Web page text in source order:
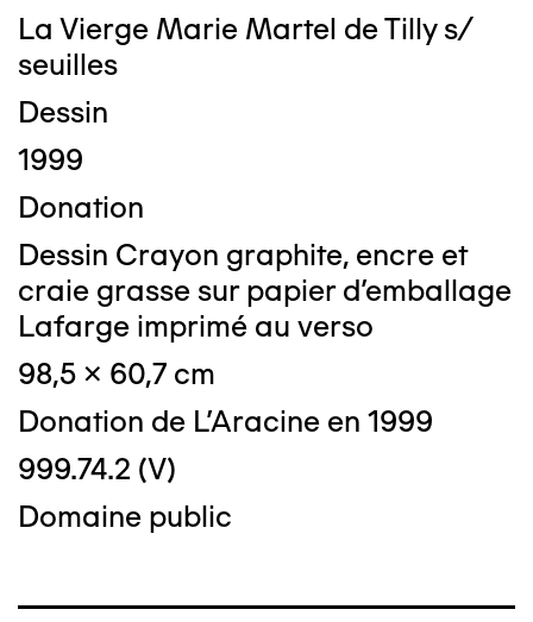
La Vierge Marie Martel de Tilly s/
seuilles
Dessin
1999
Donation
Dessin Crayon graphite, encre et
craie grasse sur papier d'emballage
Lafarge imprimé au verso
98,5 x 60,7 cm
Donation de L'Aracine en 1999
999.74.2 (V)
Domaine public